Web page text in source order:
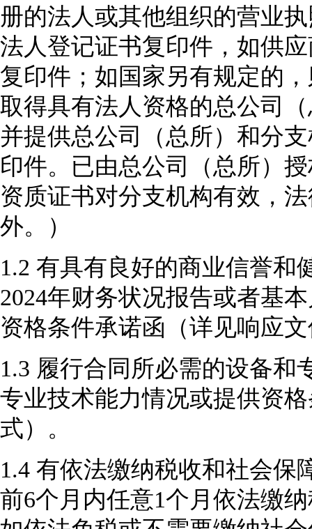
册的法人或其他组织的营业
法人登记证书复印件，如供
复印件；如国家另有规定的
取得具有法人资格的总公司
并提供总公司（总所）和分
印件。已由总公司（总所）
资质证书对分支机构有效，
外。）
1.2 有具有良好的商业信誉和
2024年财务状况报告或者基
资格条件承诺函（详见响应
1.3 履行合同所必需的设备和
专业技术能力情况或提供资
式）。
1.4 有依法缴纳税收和社会保
前6个月内任意1个月依法缴